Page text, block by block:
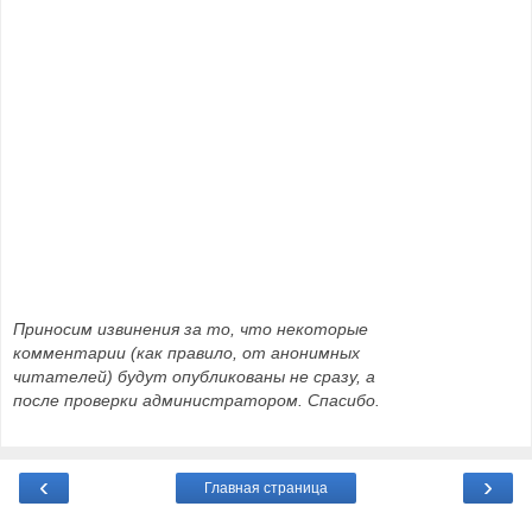
Приносим извинения за то, что некоторые
комментарии (как правило, от анонимных
читателей) будут опубликованы не сразу, а
после проверки администратором. Спасибо.
‹ ›
Главная страница